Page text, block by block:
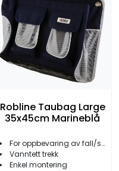
Robline Taubag Large
35x45cm Marineblå
For oppbevaring av fall/skjøter
Vanntett trekk
Enkel montering